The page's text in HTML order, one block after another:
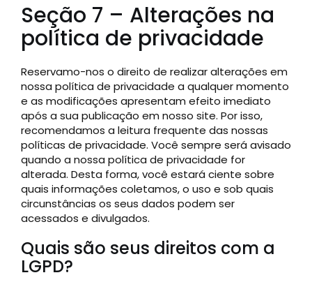
Seção 7 – Alterações na
política de privacidade
Reservamo-nos o direito de realizar alterações em
nossa política de privacidade a qualquer momento
e as modificações apresentam efeito imediato
após a sua publicação em nosso site. Por isso,
recomendamos a leitura frequente das nossas
políticas de privacidade. Você sempre será avisado
quando a nossa política de privacidade for
alterada. Desta forma, você estará ciente sobre
quais informações coletamos, o uso e sob quais
circunstâncias os seus dados podem ser
acessados e divulgados.
Quais são seus direitos com a
LGPD?